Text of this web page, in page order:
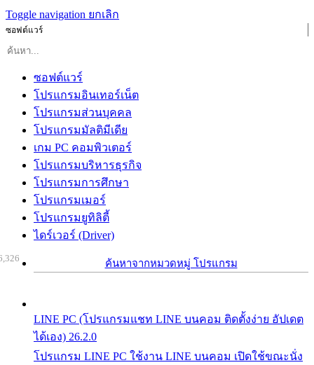
Toggle navigation ยกเลิก
ซอฟต์แวร์
ซอฟต์แวร์
โปรแกรมอินเทอร์เน็ต
โปรแกรมส่วนบุคคล
โปรแกรมมัลติมีเดีย
เกม PC คอมพิวเตอร์
โปรแกรมบริหารธุรกิจ
โปรแกรมการศึกษา
โปรแกรมเมอร์
โปรแกรมยูทิลิตี้
ไดร์เวอร์ (Driver)
ค้นหาจากหมวดหมู่ โปรแกรม
LINE PC (โปรแกรมแชท LINE บนคอม ติดตั้งง่าย อัปเดต
ได้เอง) 26.2.0
โปรแกรม LINE PC ใช้งาน LINE บนคอม เปิดใช้ขณะนั่ง